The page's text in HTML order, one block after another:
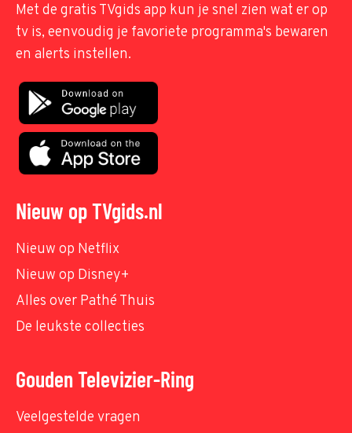
Met de gratis TVgids app kun je snel zien wat er op
tv is, eenvoudig je favoriete programma's bewaren
en alerts instellen.
Nieuw op TVgids.nl
Nieuw op Netflix
Nieuw op Disney+
Alles over Pathé Thuis
De leukste collecties
Gouden Televizier-Ring
Veelgestelde vragen